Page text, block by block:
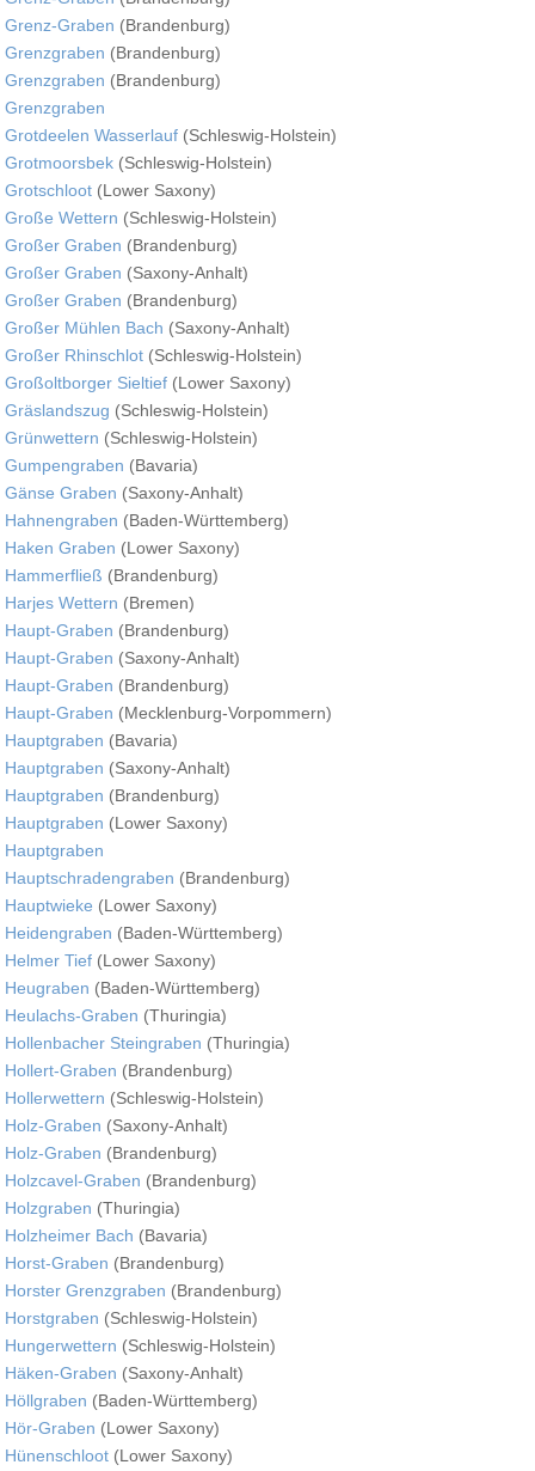
Grenz-Graben (Brandenburg)
Grenzgraben (Brandenburg)
Grenzgraben (Brandenburg)
Grenzgraben
Grotdeelen Wasserlauf (Schleswig-Holstein)
Grotmoorsbek (Schleswig-Holstein)
Grotschloot (Lower Saxony)
Große Wettern (Schleswig-Holstein)
Großer Graben (Brandenburg)
Großer Graben (Saxony-Anhalt)
Großer Graben (Brandenburg)
Großer Mühlen Bach (Saxony-Anhalt)
Großer Rhinschlot (Schleswig-Holstein)
Großoltborger Sieltief (Lower Saxony)
Gräslandszug (Schleswig-Holstein)
Grünwettern (Schleswig-Holstein)
Gumpengraben (Bavaria)
Gänse Graben (Saxony-Anhalt)
Hahnengraben (Baden-Württemberg)
Haken Graben (Lower Saxony)
Hammerfließ (Brandenburg)
Harjes Wettern (Bremen)
Haupt-Graben (Brandenburg)
Haupt-Graben (Saxony-Anhalt)
Haupt-Graben (Brandenburg)
Haupt-Graben (Mecklenburg-Vorpommern)
Hauptgraben (Bavaria)
Hauptgraben (Saxony-Anhalt)
Hauptgraben (Brandenburg)
Hauptgraben (Lower Saxony)
Hauptgraben
Hauptschradengraben (Brandenburg)
Hauptwieke (Lower Saxony)
Heidengraben (Baden-Württemberg)
Helmer Tief (Lower Saxony)
Heugraben (Baden-Württemberg)
Heulachs-Graben (Thuringia)
Hollenbacher Steingraben (Thuringia)
Hollert-Graben (Brandenburg)
Hollerwettern (Schleswig-Holstein)
Holz-Graben (Saxony-Anhalt)
Holz-Graben (Brandenburg)
Holzcavel-Graben (Brandenburg)
Holzgraben (Thuringia)
Holzheimer Bach (Bavaria)
Horst-Graben (Brandenburg)
Horster Grenzgraben (Brandenburg)
Horstgraben (Schleswig-Holstein)
Hungerwettern (Schleswig-Holstein)
Häken-Graben (Saxony-Anhalt)
Höllgraben (Baden-Württemberg)
Hör-Graben (Lower Saxony)
Hünenschloot (Lower Saxony)